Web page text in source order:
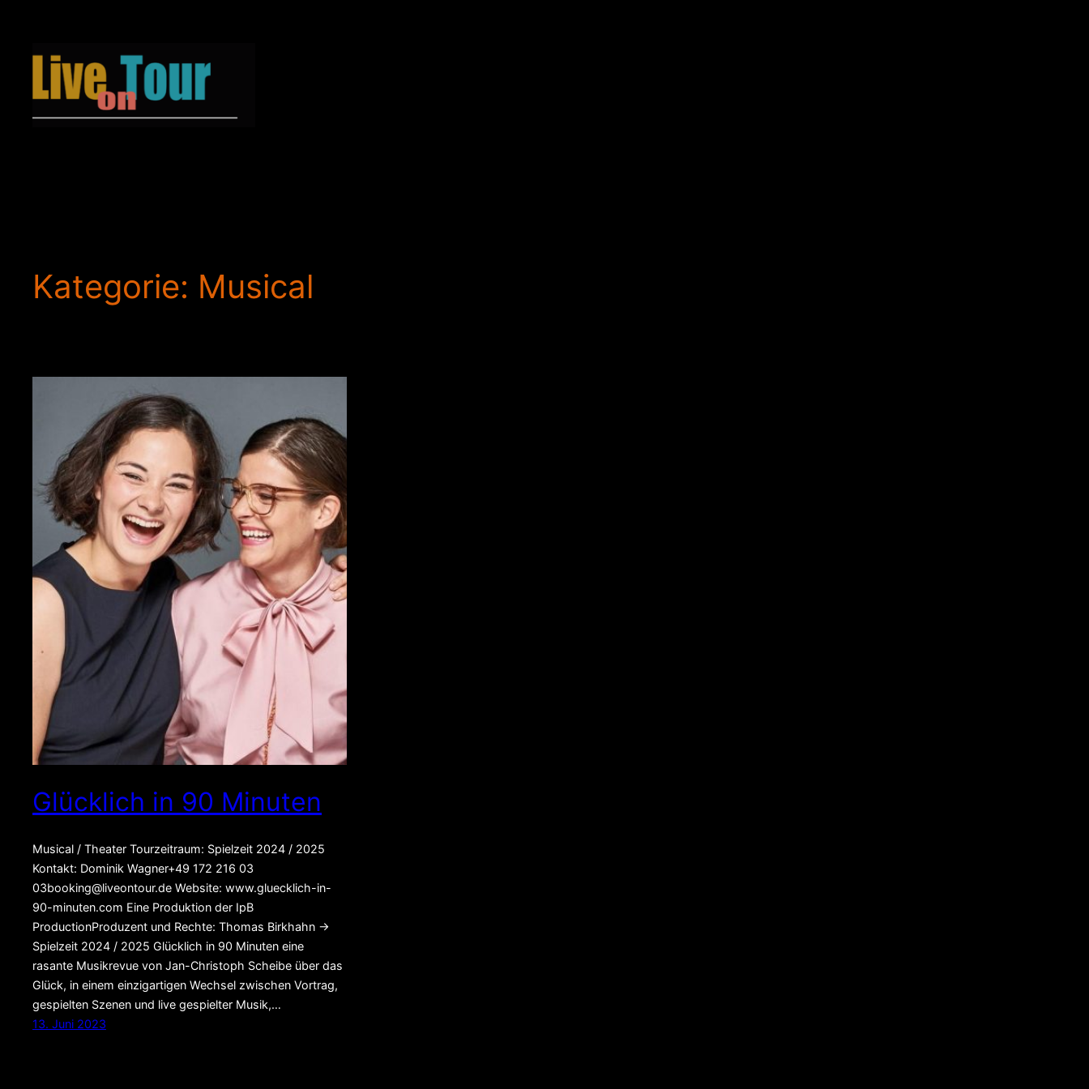
springen
Kategorie: Musical
Glücklich in 90 Minuten
Musical / Theater Tourzeitraum: Spielzeit 2024 / 2025
Kontakt: Dominik Wagner+49 172 216 03
03booking@liveontour.de Website: www.gluecklich-in-
90-minuten.com Eine Produktion der IpB
ProductionProduzent und Rechte: Thomas Birkhahn →
Spielzeit 2024 / 2025 Glücklich in 90 Minuten eine
rasante Musikrevue von Jan-Christoph Scheibe über das
Glück, in einem einzigartigen Wechsel zwischen Vortrag,
gespielten Szenen und live gespielter Musik,…
13. Juni 2023